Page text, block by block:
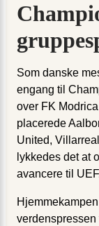
Som danske
engang til
over FK
placerede
United,
lykkedes det at
avancere til